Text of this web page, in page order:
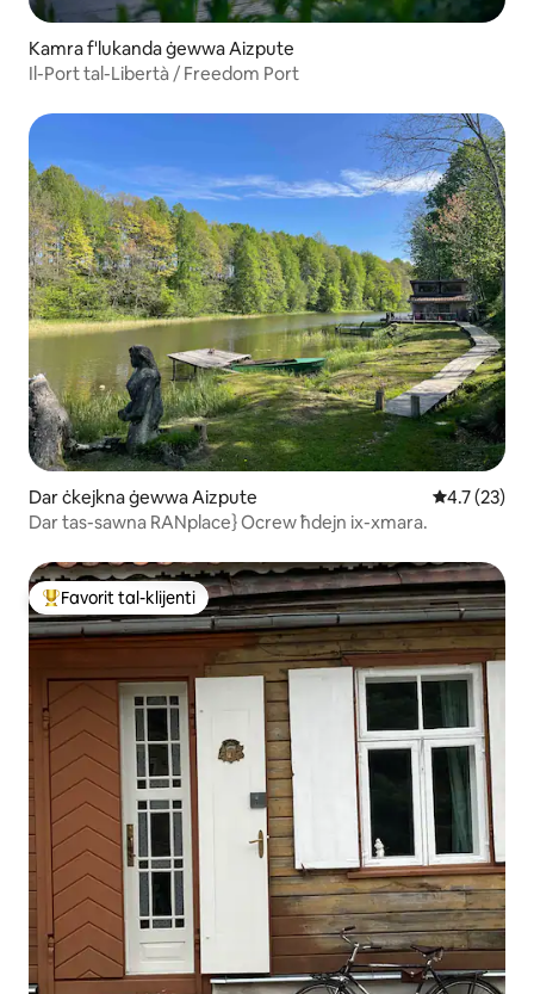
Kamra f'lukanda ġewwa Aizpute
Il-Port tal-Libertà / Freedom Port
Dar ċkejkna ġewwa Aizpute Rating
4.7 (23)
Dar tas-sawna RANplace} Ocrew ħdejn ix-xmara.
Wieħed mill-aqwa favoriti tal-klijenti
Favorit tal-klijenti